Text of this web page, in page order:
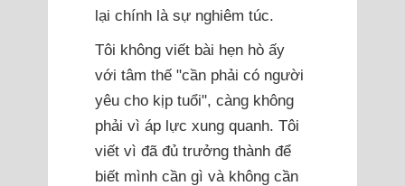
lại chính là sự nghiêm túc.
Tôi không viết bài hẹn hò ấy
với tâm thế "cần phải có người
yêu cho kịp tuổi", càng không
phải vì áp lực xung quanh. Tôi
viết vì đã đủ trưởng thành để
biết mình cần gì và không cần